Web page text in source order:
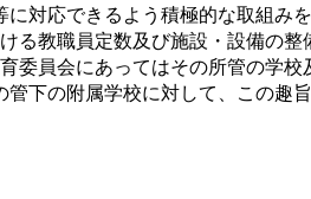
対応できるよう積極的な取組みを
る教職員定数及び施設・設備の
委員会にあってはその所管の学
管下の附属学校に対して、この趣